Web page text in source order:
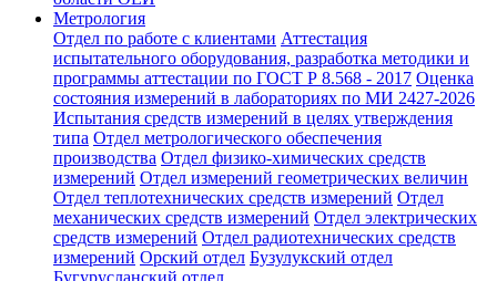
Метрология
Отдел по работе с клиентами Аттестация
испытательного оборудования, разработка методики и
программы аттестации по ГОСТ Р 8.568 - 2017 Оценка
состояния измерений в лабораториях по МИ 2427-2026
Испытания средств измерений в целях утверждения
типа Отдел метрологического обеспечения
производства Отдел физико-химических средств
измерений Отдел измерений геометрических величин
Отдел теплотехнических средств измерений Отдел
механических средств измерений Отдел электрических
средств измерений Отдел радиотехнических средств
измерений Орский отдел Бузулукский отдел
Бугурусланский отдел